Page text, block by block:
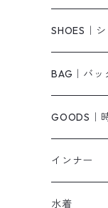
ベアトップ
その他
シャツワン
キャミワン
オールイン
ジャンパー
その他
その他
ピアス・リ
ネックレス
ベルト
ブレスレット
帽子
SHOES｜
パンプス
サンダル
ショートブ
ロングブーツ
BAG｜バッ
ショルダー
ハンドバッグ
リュック
GOODS｜
インナー
水着